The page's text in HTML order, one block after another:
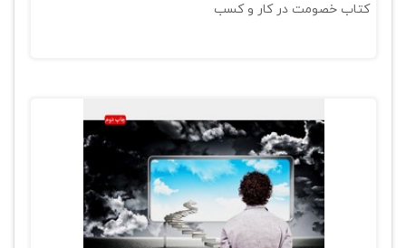
کتاب خصومت در کار و کسب